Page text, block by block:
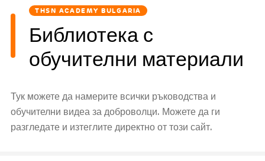
THSN ACADEMY BULGARIA
Библиотека с
обучителни материали
Тук можете да намерите всички ръководства и
обучителни видеа за доброволци. Можете да ги
разгледате и изтеглите директно от този сайт.